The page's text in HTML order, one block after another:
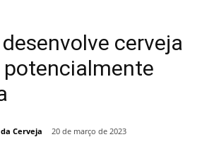
cerveja
Cerveja 20 de março de 2023